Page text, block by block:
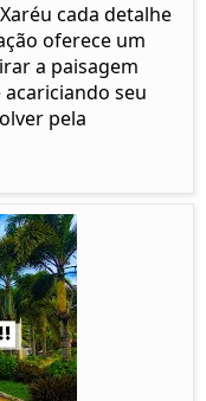
cada detalhe
oferece um
a paisagem
seu
pela